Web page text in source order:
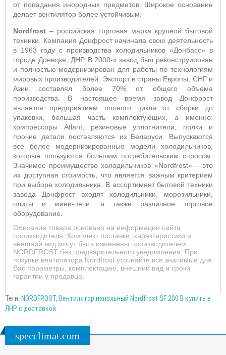
от попадания инородных предметов. Широкое основание
делает вентилятор более устойчивым.
Nordfrost – российская торговая марка крупной бытовой
техники. Компания Донфрост начинала свою деятельность
в 1963 году с производства холодильников «Донбасс» в
городе Донецке, ДНР. В 2000-х завод был реконструирован
и полностью модернизирован для работы по технологиям
мировых производителей. Экспорт в страны Европы, СНГ и
Азии составлял более 70% от общего объема
производства. В настоящее время завод Донфрост
является предприятием полного цикла от сборки до
упаковки, большая часть комплектующих, а именно:
компрессоры Atlant, резиновые уплотнители, полки и
прочие детали поставляются из Беларуси. Выпускаются
все более модернизированные модели холодильников,
которые пользуются большим потребительским спросом.
Значимое преимущество холодильников «Nordfrost» – это
их доступная стоимость, что является важным критерием
при выборе холодильника. В ассортимент бытовой техники
завода Донфрост входят холодильники, морозильники,
плиты и мини-печи, а также различное торговое
оборудование.
Описание товара основано на информации сайта
производителя. Комплект поставки, характеристики и
внешний вид могут быть изменены производителем
NORDFROST без предварительного уведомления. При
покупке вентилятора Nordfrost уточняйте все значимые для
Вас параметры, комплектацию, внешний вид и сроки
гарантии у продавца.
Теги: NORDFROST, Вентилятор напольный Nordfrost SF 200 B купить в
ЛНР с доставкой
specclimat.com